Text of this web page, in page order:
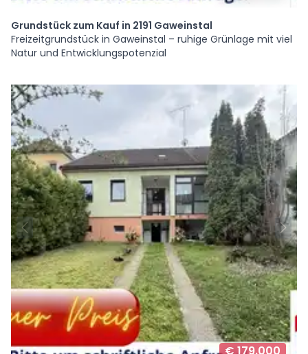
Grundstück zum Kauf in 2191 Gaweinstal
Freizeitgrundstück in Gaweinstal – ruhige Grünlage mit viel
Natur und Entwicklungspotenzial